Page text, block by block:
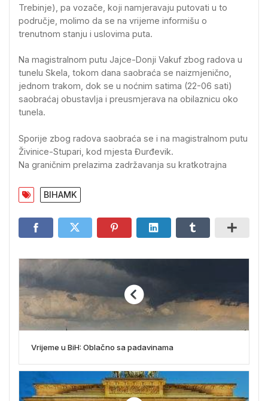
Trebinje), pa vozače, koji namjeravaju putovati u to
područje, molimo da se na vrijeme informišu o
trenutnom stanju i uslovima puta.
Na magistralnom putu Jajce-Donji Vakuf zbog radova u
tunelu Skela, tokom dana saobraća se naizmjenično,
jednom trakom, dok se u noćnim satima (22-06 sati)
saobraćaj obustavlja i preusmjerava na obilaznicu oko
tunela.
Sporije zbog radova saobraća se i na magistralnom putu
Živinice-Stupari, kod mjesta Đurđevik.
Na graničnim prelazima zadržavanja su kratkotrajna
BIHAMK
Vrijeme u BiH: Oblačno sa padavinama